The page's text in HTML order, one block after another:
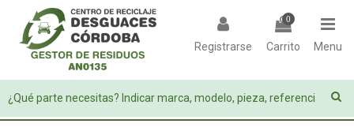
Registrarse
0
Carrito Menu